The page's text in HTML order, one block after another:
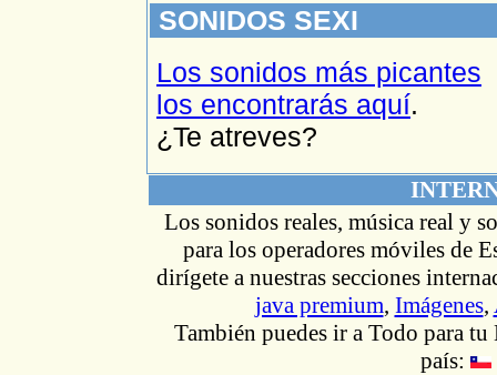
SONIDOS SEXI
Los sonidos más picantes
los encontrarás aquí.
¿Te atreves?
Los sonidos reales, música real y
para los operadores móviles de
dirígete a nuestras secciones
java premium, Imágenes,
También puedes ir a Todo para tu
país: